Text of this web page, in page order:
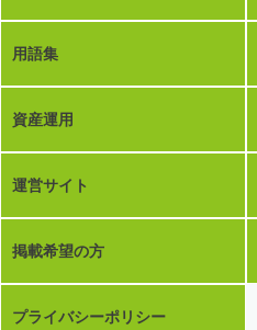
用語集
資産運用
運営サイト
掲載希望の方
プライバシーポリシー